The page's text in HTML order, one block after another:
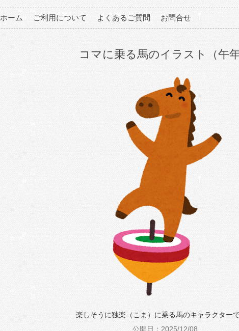
ホーム ご利用について よくあるご質問 お問合せ
コマに乗る馬のイラスト（午年
楽しそうに独楽（こま）に乗る馬のキャラクター
公開日：2025/12/08